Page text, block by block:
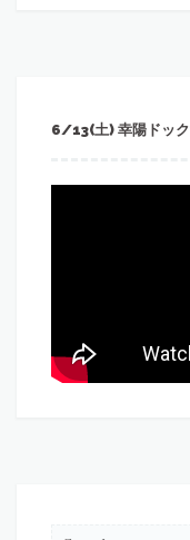
6/13(土) 幸陽ドッ